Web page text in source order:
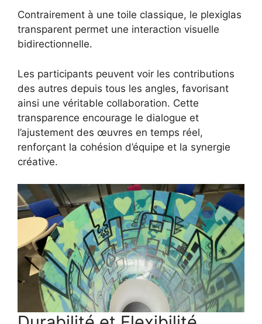
Contrairement à une toile classique, le plexiglas
transparent permet une interaction visuelle
bidirectionnelle.
Les participants peuvent voir les contributions
des autres depuis tous les angles, favorisant
ainsi une véritable collaboration. Cette
transparence encourage le dialogue et
l’ajustement des œuvres en temps réel,
renforçant la cohésion d’équipe et la synergie
créative.